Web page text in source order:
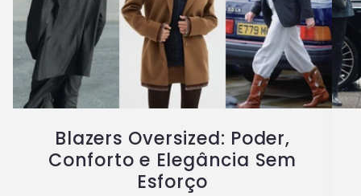
Blazers Oversized: Poder,
Conforto e Elegância Sem
Esforço